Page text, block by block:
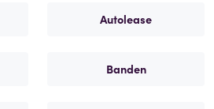
Autolease
Banden